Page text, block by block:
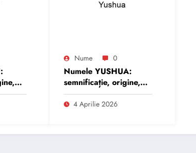
Nume 0
Numele YUSHUA:
semnificație, origine,
trăsături și
personalitate
4 Aprilie 2026